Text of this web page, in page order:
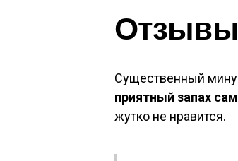
Отзывы
Существенный
приятный запах
жутко не нравится.